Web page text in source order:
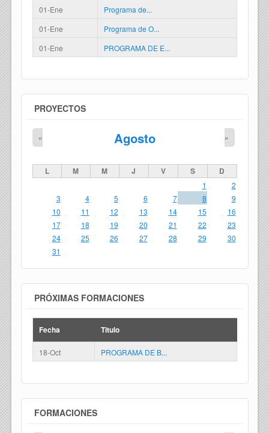
01-Ene
Programa de...
01-Ene
Programa de O...
01-Ene
PROGRAMA DE E...
PROYECTOS
Agosto
« »
L M M J V S D
1
2
3
4 5 6 7 8
9
10
11 12 13 14 15
16
17
18 19 20 21 22
23
24
25 26 27 28 29
30
31
PRÓXIMAS FORMACIONES
Fecha Titulo
18-Oct PROGRAMA DE B...
FORMACIONES